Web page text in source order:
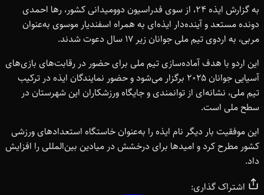
به گزارش ایذه ۲۴، از سوی فدراسیون دوومیدانی کشور، رها احمدی
دونده مستعد و آینده‌دار ایذه‌ای به همراه اسفندیار موسوی به‌عنوان
مربی، به اردوی تیم ملی جوانان زیر ۱۷ سال دعوت شدند.
این اردو با هدف آماده‌سازی تیم ملی برای حضور در رقابت‌های بازی‌های
آسیایی جوانان ۲۰۲۵ برگزار می‌شود و حضور نمایندگان ایذه در ترکیب
تیم ملی، نشانه‌ای از توانمندی و جایگاه ورزشکاران این شهرستان در
سطح ملی است.
این موفقیت بار دیگر نام ایذه را به‌عنوان خاستگاه استعدادهای ورزشی
کشور مطرح کرد و امیدها برای درخشش در میادین بین‌المللی را افزایش
داد.
اشتراک گذاری: